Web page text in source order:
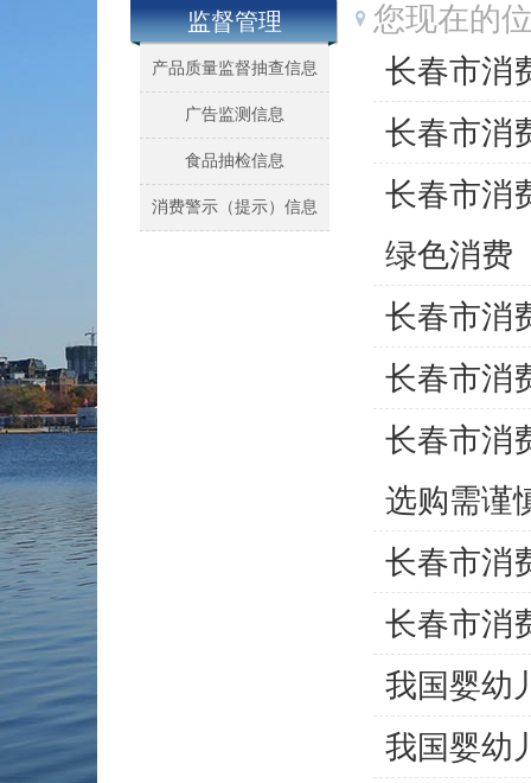
监督管理
产品质量监督抽查信息
广告监测信息
食品抽检信息
消费警示（提示）信息
您现在的
长春市消
长春市消
长春市消
绿色消费
长春市消
长春市消
长春市消
选购需谨
长春市消
长春市消
我国婴幼
我国婴幼